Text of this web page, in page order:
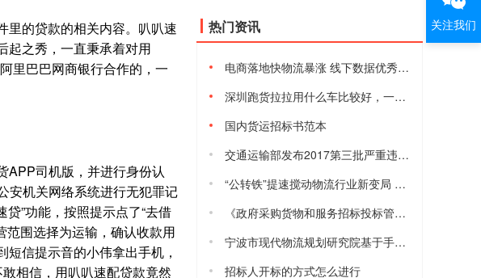
的贷款的相关内容。叭叭速
起之秀，一直秉承着对用
里巴巴网商银行合作的，一
司机版，并进行身份认
安机关网络系统进行无犯罪记
”功能，按照提示点了“去借
范围选择为运输，确认收款用
信提示音的小伟拿出手机，
相信，用叭叭速配贷款竟然
热门资讯
电商落地快物流暴涨 线下数据优秀但仍有隐忧
深圳跑货拉拉用什么车比较好，一天能赚多少钱
国内货运招标书范本
交通运输部发布2017第三批严重违法超限超载运输失信当事人黑名单
“公转铁”提速搅动物流行业新变局 港口、货运等行业将进入短暂阵痛
《政府采购货物和服务招标投标管理办法》2017年10月1日起施行
宁波市现代物流规划研究院基于手机信令的宁波城际铁路客流数据模型与预测分析研究课题项目的采购公告
招标人开标的方式怎么进行
关注我们